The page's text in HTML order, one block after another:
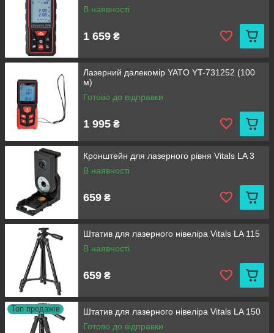
В наявності
1 659 ₴
Лазерний далекомір YATO YT-731252 (100
м)
Готово до відправки
1 995 ₴
Кронштейн для лазерного рівня Vitals LA 3
В наявності
659 ₴
Штатив для лазерного нівеліра Vitals LA 115
В наявності
659 ₴
Топ продажів
Штатив для лазерного нівеліра Vitals LA 150
Готово до відправки